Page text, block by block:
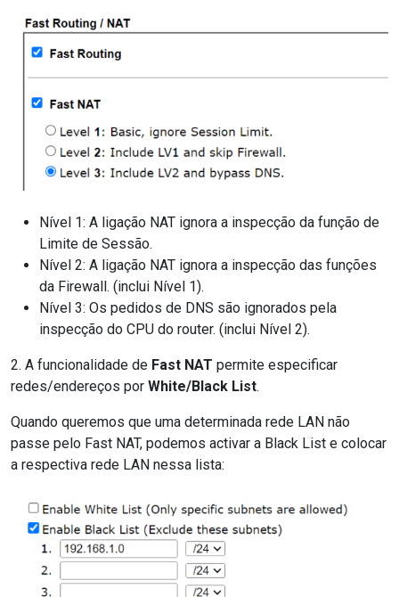
Nível 1: A ligação NAT ignora a inspecção da função de
Limite de Sessão.
Nível 2: A ligação NAT ignora a inspecção das funções
da Firewall. (inclui Nível 1).
Nível 3: Os pedidos de DNS são ignorados pela
inspecção do CPU do router. (inclui Nível 2).
2. A funcionalidade de Fast NAT permite especificar
redes/endereços por White/Black List.
Quando queremos que uma determinada rede LAN não
passe pelo Fast NAT, podemos activar a Black List e colocar
a respectiva rede LAN nessa lista: